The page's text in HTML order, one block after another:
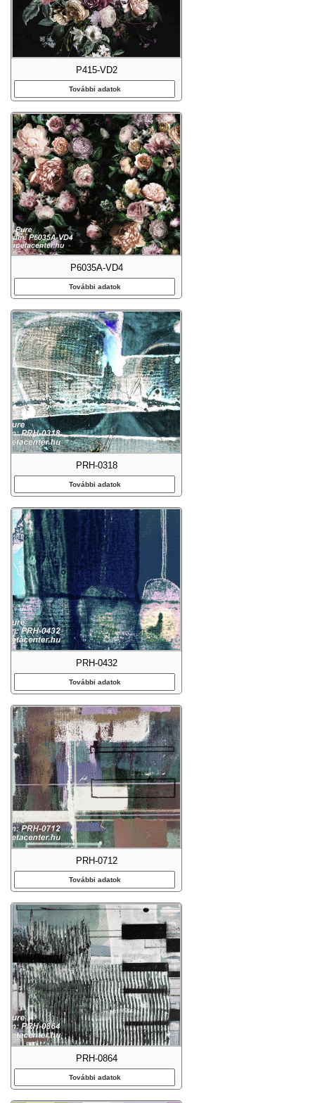
P415-VD2
További adatok
P6035A-VD4
További adatok
PRH-0318
További adatok
PRH-0432
További adatok
PRH-0712
További adatok
PRH-0864
További adatok